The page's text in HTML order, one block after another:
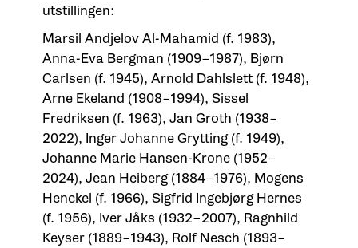
utstillingen:
Marsil Andjelov Al-Mahamid (f. 1983),
Anna-Eva Bergman (1909–1987), Bjørn
Carlsen (f. 1945), Arnold Dahlslett (f. 1948),
Arne Ekeland (1908–1994), Sissel
Fredriksen (f. 1963), Jan Groth (1938–
2022), Inger Johanne Grytting (f. 1949),
Johanne Marie Hansen-Krone (1952–
2024), Jean Heiberg (1884–1976), Mogens
Henckel (f. 1966), Sigfrid Ingebjørg Hernes
(f. 1956), Iver Jåks (1932–2007), Ragnhild
Keyser (1889–1943), Rolf Nesch (1893–